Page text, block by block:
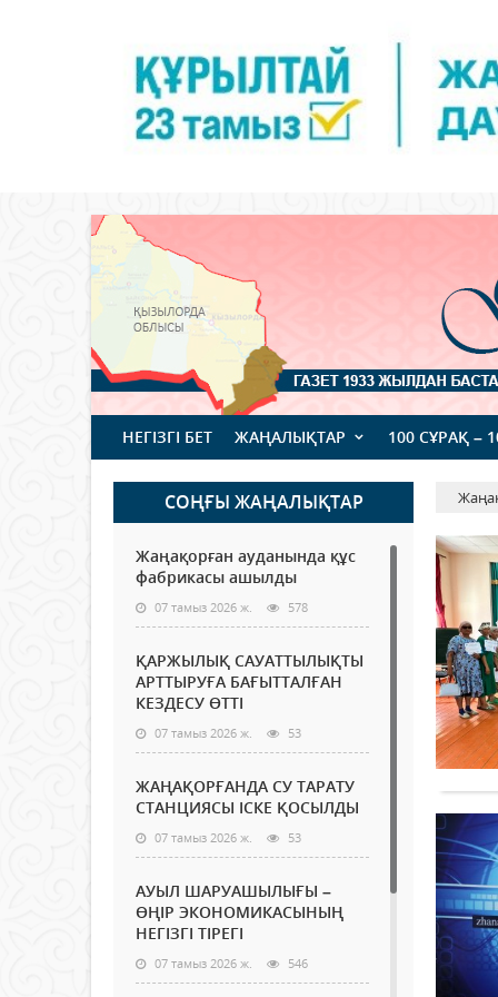
НЕГІЗГІ БЕТ ЖАҢАЛЫҚТАР 100 СҰРАҚ –
СОҢҒЫ ЖАҢАЛЫҚТАР
Жаңақорған ауданында құс
фабрикасы ашылды
07 тамыз 2026 ж. 578
ҚАРЖЫЛЫҚ САУАТТЫЛЫҚТЫ
АРТТЫРУҒА БАҒЫТТАЛҒАН
КЕЗДЕСУ ӨТТІ
07 тамыз 2026 ж. 53
ЖАҢАҚОРҒАНДА СУ ТАРАТУ
СТАНЦИЯСЫ ІСКЕ ҚОСЫЛДЫ
07 тамыз 2026 ж. 53
АУЫЛ ШАРУАШЫЛЫҒЫ –
ӨҢІР ЭКОНОМИКАСЫНЫҢ
НЕГІЗГІ ТІРЕГІ
07 тамыз 2026 ж. 546